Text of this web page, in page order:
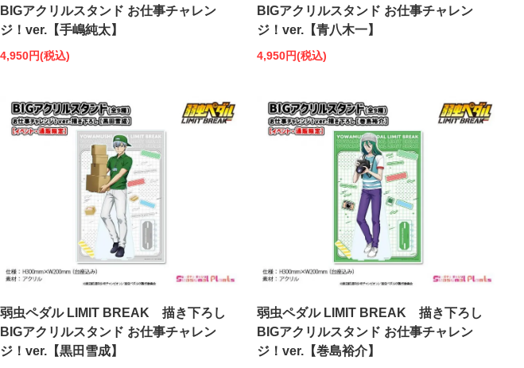
BIGアクリルスタンド お仕事チャレン
ジ！ver.【手嶋純太】
4,950円(税込)
BIGアクリルスタンド お仕事チャレン
ジ！ver.【青八木一】
4,950円(税込)
弱虫ペダル LIMIT BREAK 描き下ろし
BIGアクリルスタンド お仕事チャレン
ジ！ver.【黒田雪成】
弱虫ペダル LIMIT BREAK 描き下ろし
BIGアクリルスタンド お仕事チャレン
ジ！ver.【巻島裕介】